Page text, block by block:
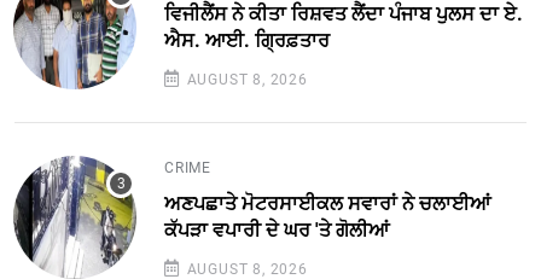
ਵਿਜੀਲੈਂਸ ਨੇ ਕੀਤਾ ਰਿਸ਼ਵਤ ਲੈਂਦਾ ਪੰਜਾਬ ਪੁਲਸ ਦਾ ਏ.
ਐਸ. ਆਈ. ਗ੍ਰਿਫ਼ਤਾਰ
AUGUST 8, 2026
CRIME
ਅਣਪਛਾਤੇ ਮੋਟਰਸਾਈਕਲ ਸਵਾਰਾਂ ਨੇ ਚਲਾਈਆਂ
ਕੱਪੜਾ ਵਪਾਰੀ ਦੇ ਘਰ 'ਤੇ ਗੋਲੀਆਂ
AUGUST 8, 2026